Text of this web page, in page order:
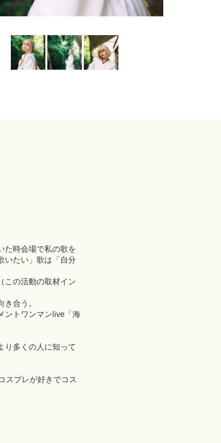
た時会場で私の歌を
いたい」歌は「自分
この活動の取材イン
合う。
ントワンマンlive「海
り多くの人に知って
スプレが好きでコス